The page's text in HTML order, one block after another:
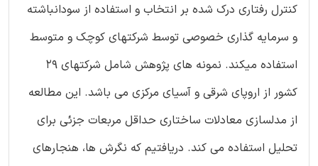
کنترل رفتاری درک شده بر انتخاب و استفاده از سودانباشته
و سرمایه گذاری خصوصی توسط شرکتهای کوچک و متوسط
استفاده میکند. نمونه های پژوهش شامل شرکتهای ۲۹
کشور از اروپای شرقی و آسیای مرکزی می باشد. این مطالعه
از مدلسازی معادلات ساختاری حداقل مربعات جزئی برای
تحلیل استفاده می کند. دریافتیم که نگرش ها، هنجارهای